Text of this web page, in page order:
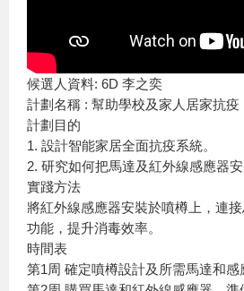
候選人資料: 6D 李之奕
計劃名稱 : 幫助學校及家人居家抗疫
計劃目的
1. 設計智能家居全面抗疫系統。
2. 研究如何把馬達及紅外線感應器安
實踐方法
將紅外線感應器安裝於噴樽上，連
功能，提升消毒效率。
時間表
第1周 確定噴樽設計及所需馬達和感